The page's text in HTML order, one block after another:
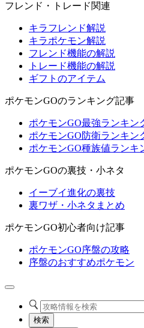
フレンド・トレード関連
キラフレンド解説
キラポケモン解説
フレンド機能の解説
トレード機能の解説
ギフトのアイテム
ポケモンGOのランキング記事
ポケモンGO最強ランキン
ポケモンGO防衛ランキン
ポケモンGO種族値ランキ
ポケモンGOの裏技・小ネタ
イーブイ進化の裏技
裏ワザ・小ネタまとめ
ポケモンGO初心者向け記事
ポケモンGO序盤の攻略
序盤のおすすめポケモン
検索